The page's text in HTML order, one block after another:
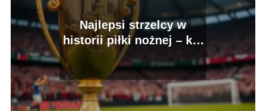
Najlepsi strzelcy w
historii piłki nożnej – kto
zdobył najwięcej
bramek?